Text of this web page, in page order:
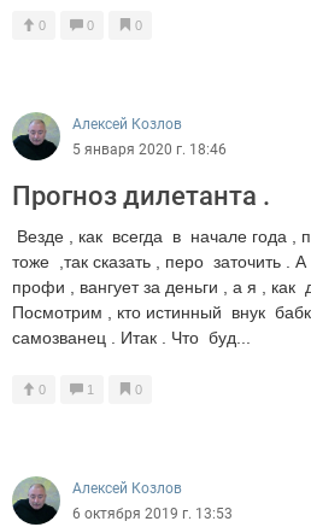
0 0 0
Алексей Козлов
5 января 2020 г. 18:46
Прогноз дилетанта .
Везде , как всегда в начале года ,
тоже ,так сказать , перо заточить .
профи , вангует за деньги , а я , как
Посмотрим , кто истинный внук
самозванец . Итак . Что буд...
0 1 0
Алексей Козлов
6 октября 2019 г. 13:53